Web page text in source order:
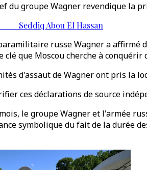
du groupe Wagner revendique la
Seddiq Abou El Hassan
russe Wagner a affirmé
clé que Moscou cherche à
d'assaut de Wagner ont pris la
ces déclarations de source
le groupe Wagner et l'armée
symbolique du fait de la durée